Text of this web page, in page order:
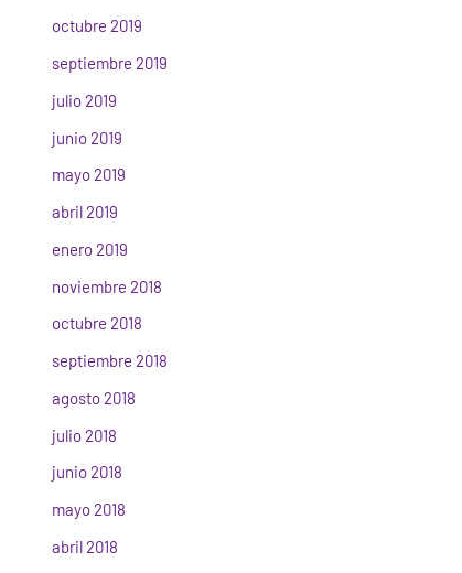
octubre 2019
septiembre 2019
julio 2019
junio 2019
mayo 2019
abril 2019
enero 2019
noviembre 2018
octubre 2018
septiembre 2018
agosto 2018
julio 2018
junio 2018
mayo 2018
abril 2018